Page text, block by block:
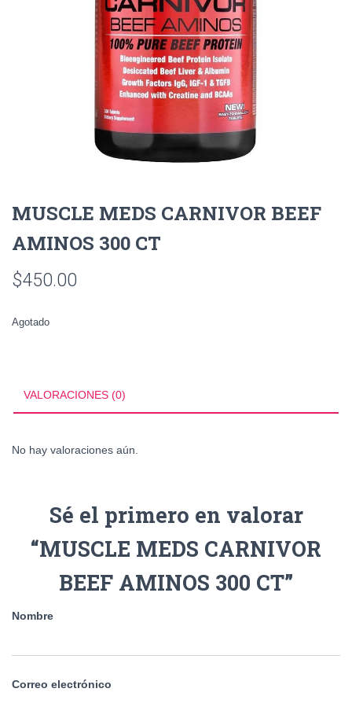
MUSCLE MEDS CARNIVOR BEEF
AMINOS 300 CT
$450.00
Agotado
VALORACIONES (0)
No hay valoraciones aún.
Sé el primero en valorar
“MUSCLE MEDS CARNIVOR
BEEF AMINOS 300 CT”
Nombre
Correo electrónico